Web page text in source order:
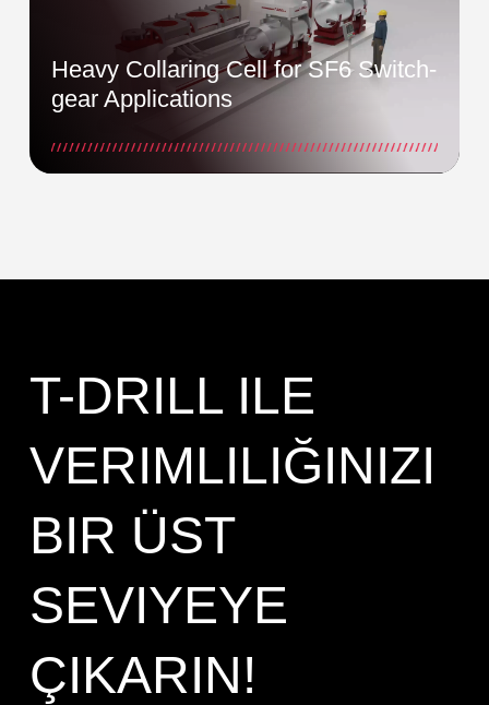
Heavy Collaring Cell for SF6 Switch-
gear Applications
T-DRILL ILE
VERIMLILIĞINIZI
BIR ÜST
SEVIYEYE
ÇIKARIN!